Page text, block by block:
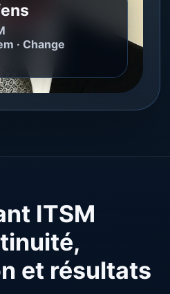
· Change
ITSM
et résultats